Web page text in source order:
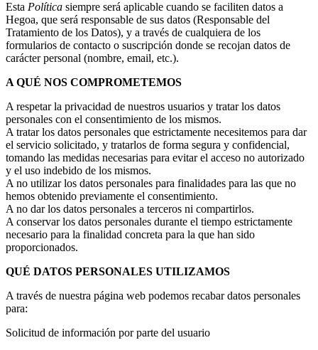
Esta Política siempre será aplicable cuando se faciliten datos a
Hegoa, que será responsable de sus datos (Responsable del
Tratamiento de los Datos), y a través de cualquiera de los
formularios de contacto o suscripción donde se recojan datos de
carácter personal (nombre, email, etc.).
A QUÉ NOS COMPROMETEMOS
A respetar la privacidad de nuestros usuarios y tratar los datos
personales con el consentimiento de los mismos.
A tratar los datos personales que estrictamente necesitemos para dar
el servicio solicitado, y tratarlos de forma segura y confidencial,
tomando las medidas necesarias para evitar el acceso no autorizado
y el uso indebido de los mismos.
A no utilizar los datos personales para finalidades para las que no
hemos obtenido previamente el consentimiento.
A no dar los datos personales a terceros ni compartirlos.
A conservar los datos personales durante el tiempo estrictamente
necesario para la finalidad concreta para la que han sido
proporcionados.
QUÉ DATOS PERSONALES UTILIZAMOS
A través de nuestra página web podemos recabar datos personales
para:
Solicitud de información por parte del usuario